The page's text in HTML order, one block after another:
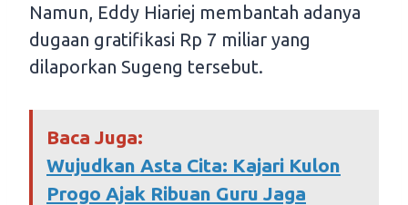
Namun, Eddy Hiariej membantah adanya
dugaan gratifikasi Rp 7 miliar yang
dilaporkan Sugeng tersebut.
Baca Juga:
Wujudkan Asta Cita: Kajari Kulon
Progo Ajak Ribuan Guru Jaga